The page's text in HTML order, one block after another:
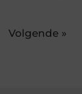
Volgende »